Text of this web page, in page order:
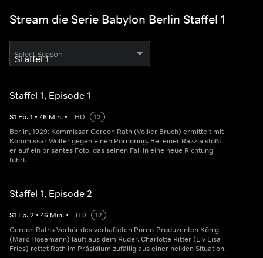
Stream die Serie Babylon Berlin Staffel 1
Select Season
Staffel 1, Episode 1
S1 Ep.1 • 46 Min. • HD
12
Berlin, 1929: Kommissar Gereon Rath (Volker Bruch) ermittelt mit
Kommissar Wolter gegen einen Pornoring. Bei einer Razzia stößt
er auf ein brisantes Foto, das seinen Fall in eine neue Richtung
führt.
Staffel 1, Episode 2
S1 Ep.2 • 46 Min. • HD
12
Gereon Raths Verhör des verhafteten Porno-Produzenten König
(Marc Hosemann) läuft aus dem Ruder. Charlotte Ritter (Liv Lisa
Fries) rettet Rath im Präsidium zufällig aus einer heiklen Situation.